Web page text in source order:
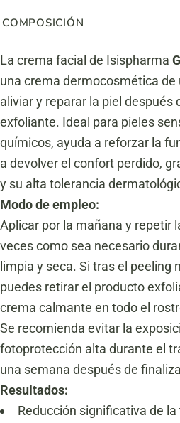
COMPOSICIÓN
La crema facial de Isispharma
una crema dermocosmética de
aliviar y reparar la piel después
exfoliante. Ideal para pieles
químicos, ayuda a reforzar la
a devolver el confort perdido,
y su alta tolerancia
Modo de empleo:
Aplicar por la mañana y repetir
veces como sea necesario
limpia y seca. Si tras el
puedes retirar el producto
crema calmante en todo el
Se recomienda evitar la
fotoprotección alta durante el
una semana después de
Resultados:
Reducción significativa de